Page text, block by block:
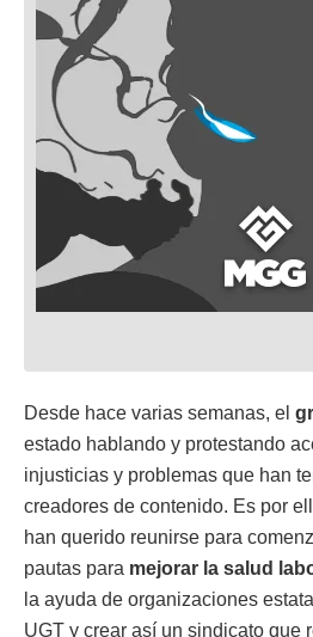
Desde hace varias semanas, el
estado hablando y protestando
injusticias y problemas que han
creadores de contenido. Es por
han querido reunirse para
pautas para mejorar la salud
la ayuda de organizaciones
UGT y crear así un sindicato que